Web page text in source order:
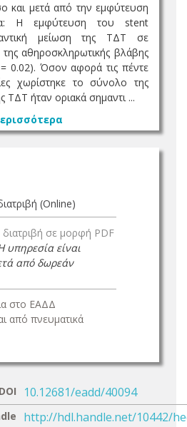
και μετά από την εμφύτευση
Η εμφύτευση του stent
μείωση της ΤΔΤ σε
αθηροσκληρωτικής βλάβης
0.02). Όσον αφορά τις πέντε
χωρίστηκε το σύνολο της
ΤΔΤ ήταν οριακά σημαντι ...
(Online)
διατριβή σε μορφή PDF
υπηρεσία είναι
από δωρεάν
στο ΕΑΔΔ
από πνευματικά
DOI 10.12681/eadd/40094
http://hdl.handle.net/10442/